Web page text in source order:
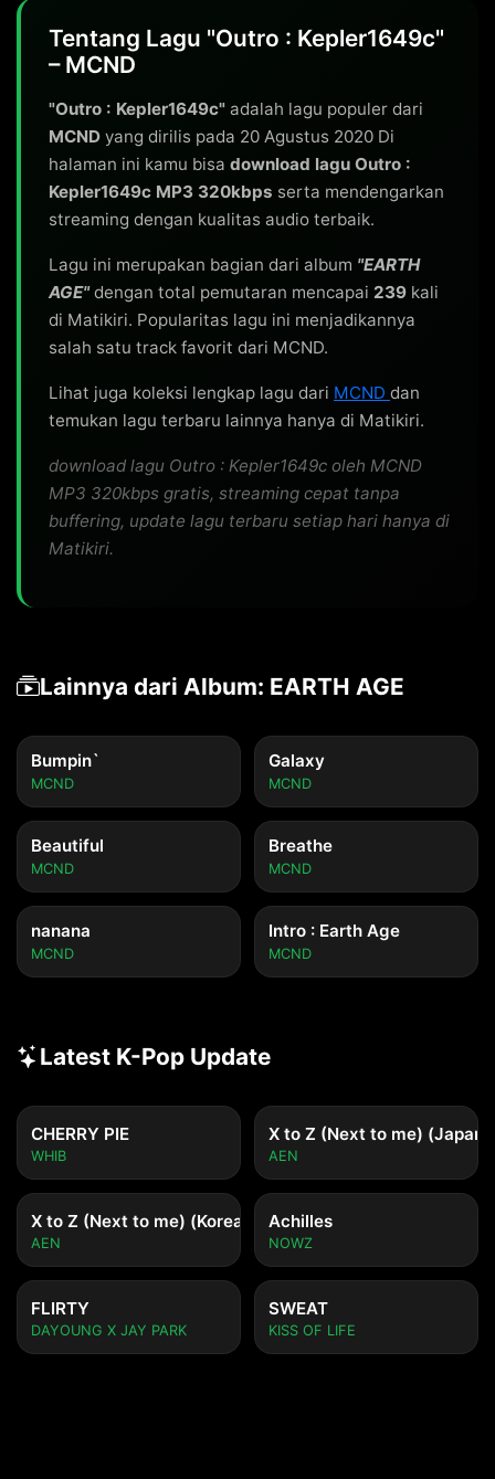
Tentang Lagu "Outro : Kepler1649c"
– MCND
"Outro : Kepler1649c" adalah lagu populer dari
MCND yang dirilis pada 20 Agustus 2020 Di
halaman ini kamu bisa download lagu Outro :
Kepler1649c MP3 320kbps serta mendengarkan
streaming dengan kualitas audio terbaik.
Lagu ini merupakan bagian dari album "EARTH
AGE"dengan total pemutaran mencapai 239 kali
di Matikiri. Popularitas lagu ini menjadikannya
salah satu track favorit dari MCND.
Lihat juga koleksi lengkap lagu dari MCND dan
temukan lagu terbaru lainnya hanya di Matikiri.
download lagu Outro : Kepler1649c oleh MCND
MP3 320kbps gratis, streaming cepat tanpa
buffering, update lagu terbaru setiap hari hanya di
Matikiri.
Lainnya dari Album: EARTH AGE
Bumpin`
MCND
Galaxy
MCND
Beautiful
MCND
Breathe
MCND
nanana
MCND
Intro : Earth Age
MCND
Latest K-Pop Update
CHERRY PIE
WHIB
X to Z (Next to me)
AEN
X to Z (Next to me) (Korean ver.)
AEN
Achilles
NOWZ
FLIRTY
DAYOUNG X JAY PARK
SWEAT
KISS OF LIFE